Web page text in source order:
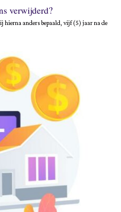
verwijderd?
hierna anders bepaald, vijf (5) jaar na de